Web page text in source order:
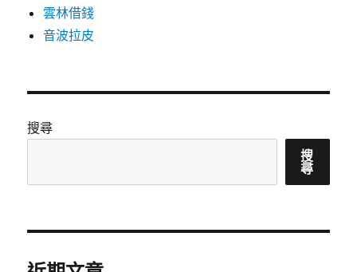
雲林借錢
音波拉皮
搜尋
搜
尋